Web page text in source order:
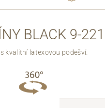
BLACK 9-
kvalitní latexovou podešví.